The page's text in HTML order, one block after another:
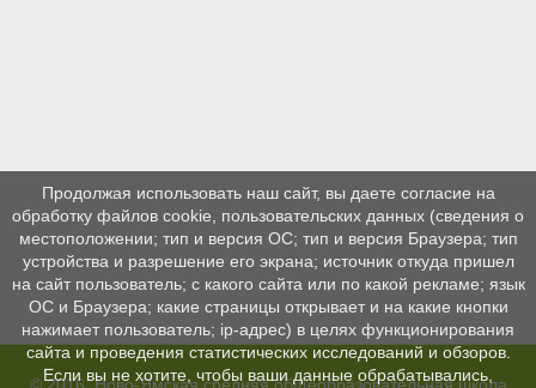
Продолжая использовать наш сайт, вы даете согласие на
обработку файлов cookie, пользовательских данных (сведения о
местоположении; тип и версия ОС; тип и версия Браузера; тип
устройства и разрешение его экрана; источник откуда пришел
на сайт пользователь; с какого сайта или по какой рекламе; язык
ОС и Браузера; какие страницы открывает и на какие кнопки
нажимает пользователь; ip-адрес) в целях функционирования
сайта и проведения статистических исследований и обзоров.
Если вы не хотите, чтобы ваши данные обрабатывались,